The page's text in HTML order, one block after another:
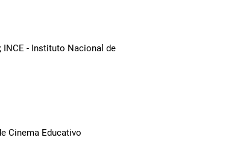
INCE - Instituto Nacional de
Cinema Educativo